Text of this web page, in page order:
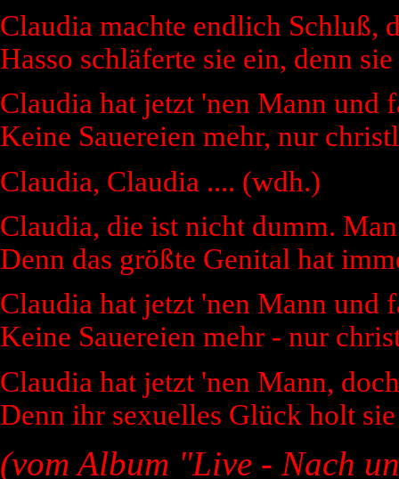
Claudia machte endlich Schluß,
Hasso schläferte sie ein, denn
Claudia hat jetzt 'nen Mann und
Keine Sauereien mehr, nur
Claudia, Claudia .... (wdh.)
Claudia, die ist nicht dumm.
Denn das größte Genital hat
Claudia hat jetzt 'nen Mann und
Keine Sauereien mehr - nur
Claudia hat jetzt 'nen Mann,
Denn ihr sexuelles Glück holt
(vom Album "Live - Nach